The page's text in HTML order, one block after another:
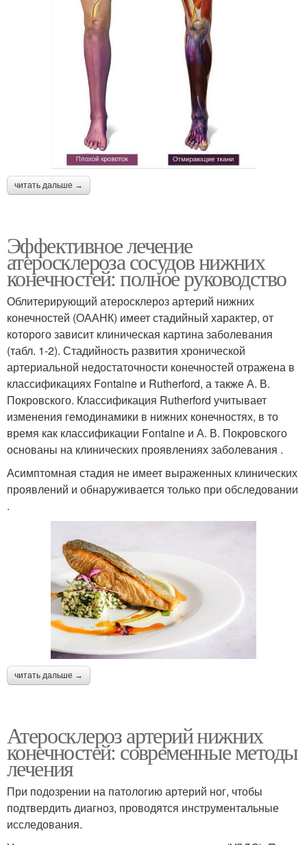
читать дальше →
Эффективное лечение
атеросклероза сосудов нижних
конечностей: полное руководство
Облитерирующий атеросклероз артерий нижних
конечностей (ОААНК) имеет стадийный характер, от
которого зависит клиническая картина заболевания
(табл. 1-2). Стадийность развития хронической
артериальной недостаточности конечностей отражена в
классификациях Fontaine и Rutherford, а также А. В.
Покровского. Классификация Rutherford учитывает
изменения гемодинамики в нижних конечностях, в то
время как классификации Fontaine и А. В. Покровского
основаны на клинических проявлениях заболевания .
Асимптомная стадия не имеет выраженных клинических
проявлений и обнаруживается только при обследовании
.
читать дальше →
Атеросклероз артерий нижних
конечностей: современные методы
лечения
При подозрении на патологию артерий ног, чтобы
подтвердить диагноз, проводятся инструментальные
исследования.